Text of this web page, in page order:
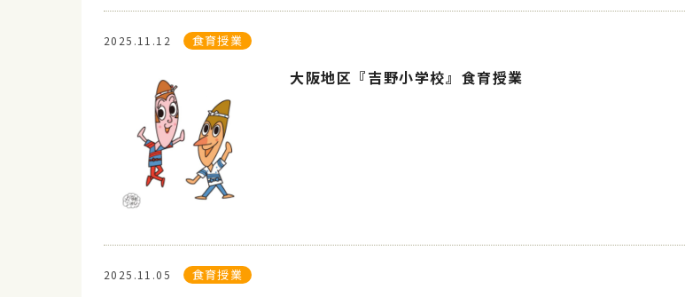
2025.11.12 食育授業
大阪地区『吉野小学校』食育授業
2025.11.05 食育授業